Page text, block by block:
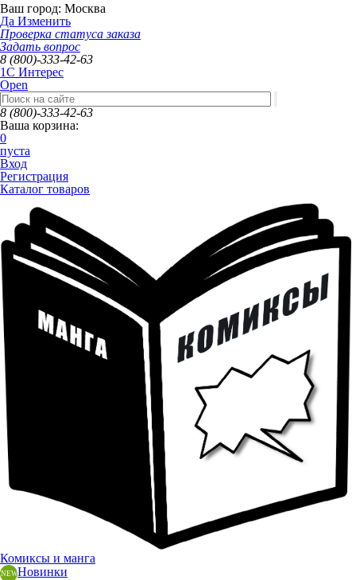
Ваш город: Москва
Да Изменить
Проверка статуса заказа
Задать вопрос
8 (800)-333-42-63
1C Интерес
Open
8 (800)-333-42-63
Ваша корзина:
0
пуста
Вход
Регистрация
Каталог товаров
Комиксы и манга
Новинки